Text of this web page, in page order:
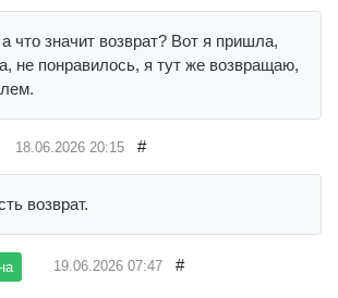
что значит возврат? Вот я пришла,
не понравилось, я тут же возвращаю,
18.06.2026 20:15 #
возврат.
19.06.2026 07:47 #